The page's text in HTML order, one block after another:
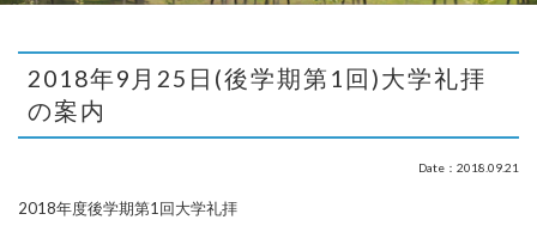
2018年9月25日(後学期第1回)大学礼拝
の案内
Date：2018.09.21
2018年度後学期第1回大学礼拝